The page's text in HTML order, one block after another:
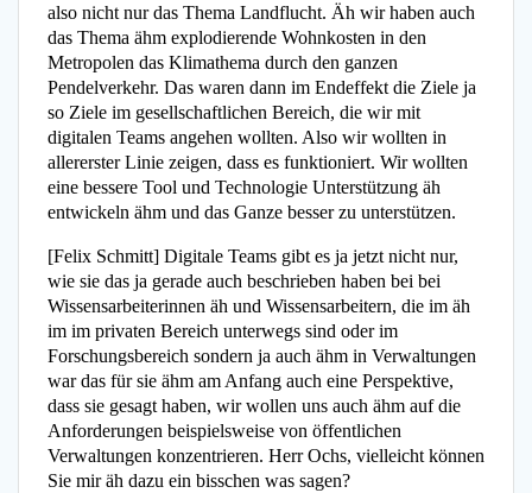
also nicht nur das Thema Landflucht. Äh wir haben auch
das Thema ähm explodierende Wohnkosten in den
Metropolen das Klimathema durch den ganzen
Pendelverkehr. Das waren dann im Endeffekt die Ziele ja
so Ziele im gesellschaftlichen Bereich, die wir mit
digitalen Teams angehen wollten. Also wir wollten in
allererster Linie zeigen, dass es funktioniert. Wir wollten
eine bessere Tool und Technologie Unterstützung äh
entwickeln ähm und das Ganze besser zu unterstützen.
[Felix Schmitt] Digitale Teams gibt es ja jetzt nicht nur,
wie sie das ja gerade auch beschrieben haben bei bei
Wissensarbeiterinnen äh und Wissensarbeitern, die im äh
im im privaten Bereich unterwegs sind oder im
Forschungsbereich sondern ja auch ähm in Verwaltungen
war das für sie ähm am Anfang auch eine Perspektive,
dass sie gesagt haben, wir wollen uns auch ähm auf die
Anforderungen beispielsweise von öffentlichen
Verwaltungen konzentrieren. Herr Ochs, vielleicht können
Sie mir äh dazu ein bisschen was sagen?